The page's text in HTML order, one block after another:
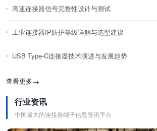
高速连接器信号完整性设计与测试
工业连接器IP防护等级详解与选型建议
USB Type-C连接器技术演进与发展趋势
查看更多→
行业资讯
中国最大的连接器端子信息资讯平台